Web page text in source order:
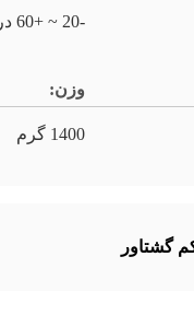
-20 ~ +60 درجه سانتیگراد
وزن:
1400 گرم
گشتاور